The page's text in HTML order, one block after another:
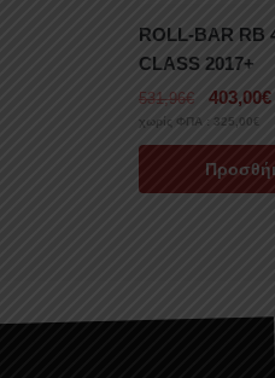
ROLL-BAR RB
CLASS 2017+
531,96€ 403,00€
χωρίς ΦΠΑ : 325,00 €